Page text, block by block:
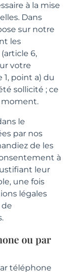
à la mise
Dans
sur notre
les
6,
votre
point a) du
sollicité ; ce
le
par nos
de les
à
leur
une fois
légales
ou par
téléphone